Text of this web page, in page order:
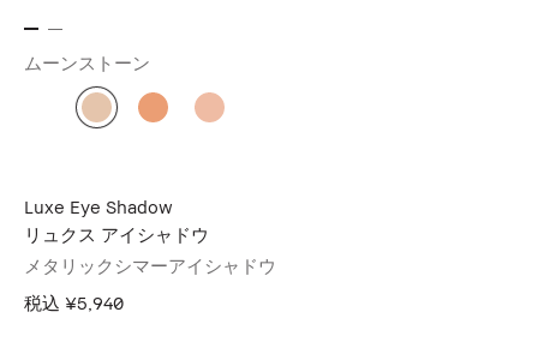
ムーンストーン
Luxe Eye Shadow
リュクス アイシャドウ
メタリックシマーアイシャドウ
税込 ¥5,940